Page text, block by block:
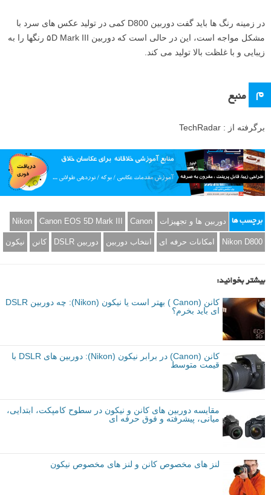
در زمینه رنگ ها باید گفت دوربین D800 کمی در تولید عکس های سرد با
مشکل مواجه است، این در حالی است که دوربین ۵D Mark III رنگها را به
زیبایی و با غلظت بالا تولید می کند.
م منبع
برگرفته از : TechRadar
برچسب ها دوربین ها و تجهیزات Canon
Canon EOS 5D Mark III
Nikon
Nikon D800 امکانات حرفه ای انتخاب دوربین دوربین DSLR کانن نیکون
بیشتر بخوانید:
کانن (Canon ) بهتر است یا نیکون (Nikon): چه دوربین DSLR
ای باید بخرم؟
کانن (Canon) در برابر نیکون (Nikon): دوربین های DSLR با
قیمت متوسط
مقایسه دوربین های کانن و نیکون در سطوح کامپکت، ابتدایی،
میانی، پیشرفته و فوق حرفه ای
لنز های مخصوص کانن و لنز های مخصوص نیکون